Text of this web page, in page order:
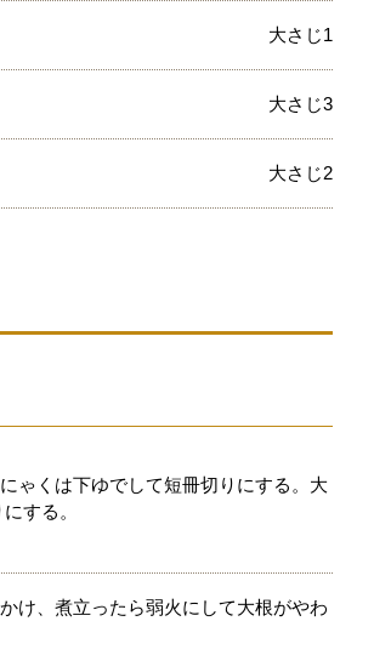
大さじ1
大さじ3
大さじ2
ゃくは下ゆでして短冊切りにする。大
する。
け、煮立ったら弱火にして大根がやわ